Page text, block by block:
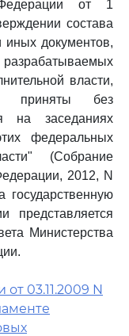
Федерации от 1
состава
документов,
власти,
приняты без
на заседаниях
федеральных
(Собрание
2012, N
представляется
Министерства
03.11.2009 N